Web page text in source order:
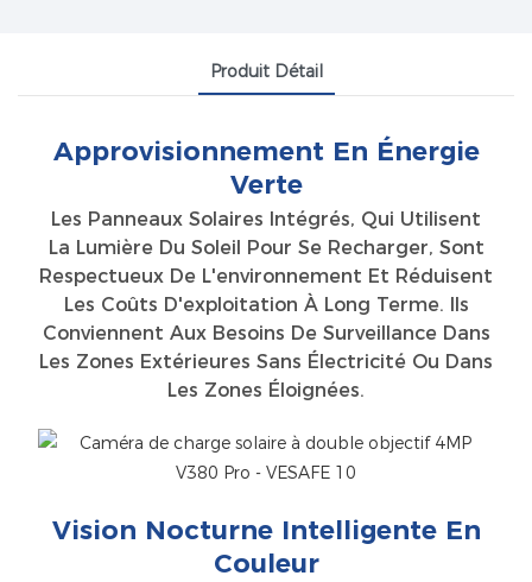
Produit Détail
Approvisionnement En Énergie
Verte
Les Panneaux Solaires Intégrés, Qui Utilisent
La Lumière Du Soleil Pour Se Recharger, Sont
Respectueux De L'environnement Et Réduisent
Les Coûts D'exploitation À Long Terme. Ils
Conviennent Aux Besoins De Surveillance Dans
Les Zones Extérieures Sans Électricité Ou Dans
Les Zones Éloignées.
Vision Nocturne Intelligente En
Couleur